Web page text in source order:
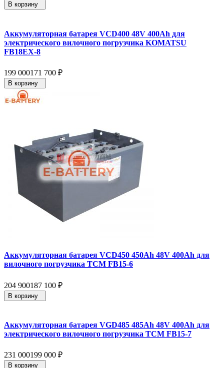
В корзину
Аккумуляторная батарея VCD400 48V 400Ah для
электрического вилочного погрузчика KOMATSU
FB18EX-8
199 000171 700 ₽
В корзину
Аккумуляторная батарея VCD450 450Ah 48V 400Ah для
вилочного погрузчика TCM FB15-6
204 900187 100 ₽
В корзину
Аккумуляторная батарея VGD485 485Ah 48V 400Ah для
электрического вилочного погрузчика TCM FB15-7
231 000199 000 ₽
В корзину